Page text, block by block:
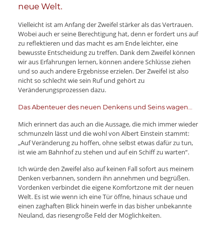
neue Welt.
Vielleicht ist am Anfang der Zweifel stärker als das Vertrauen.
Wobei auch er seine Berechtigung hat, denn er fordert uns auf
zu reflektieren und das macht es am Ende leichter, eine
bewusste Entscheidung zu treffen. Dank dem Zweifel können
wir aus Erfahrungen lernen, können andere Schlüsse ziehen
und so auch andere Ergebnisse erzielen. Der Zweifel ist also
nicht so schlecht wie sein Ruf und gehört zu
Veränderungsprozessen dazu.
Das Abenteuer des neuen Denkens und Seins wagen…
Mich erinnert das auch an die Aussage, die mich immer wieder
schmunzeln lässt und die wohl von Albert Einstein stammt:
„Auf Veränderung zu hoffen, ohne selbst etwas dafür zu tun,
ist wie am Bahnhof zu stehen und auf ein Schiff zu warten“.
Ich würde den Zweifel also auf keinen Fall sofort aus meinem
Denken verbannen, sondern ihn annehmen und begrüßen.
Vordenken verbindet die eigene Komfortzone mit der neuen
Welt. Es ist wie wenn ich eine Tür öffne, hinaus schaue und
einen zaghaften Blick hinein werfe in das bisher unbekannte
Neuland, das riesengroße Feld der Möglichkeiten.